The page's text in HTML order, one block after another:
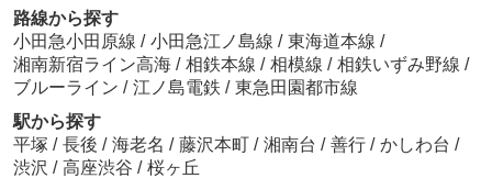
路線から探す
小田急小田原線 / 小田急江ノ島線 / 東海道本線 /
湘南新宿ライン高海 / 相鉄本線 / 相模線 / 相鉄いずみ野線 /
ブルーライン / 江ノ島電鉄 / 東急田園都市線
駅から探す
平塚 / 長後 / 海老名 / 藤沢本町 / 湘南台 / 善行 / かしわ台 /
渋沢 / 高座渋谷 / 桜ヶ丘